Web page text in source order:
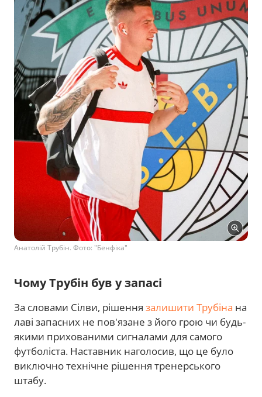
Анатолій Трубін. Фото: "Бенфіка"
Чому Трубін був у запасі
За словами Сілви, рішення залишити Трубіна на
лаві запасних не пов'язане з його грою чи будь-
якими прихованими сигналами для самого
футболіста. Наставник наголосив, що це було
виключно технічне рішення тренерського
штабу.